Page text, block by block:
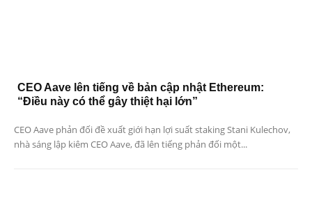
CEO Aave lên tiếng về bản cập nhật Ethereum:
“Điều này có thể gây thiệt hại lớn”
CEO Aave phản đối đề xuất giới hạn lợi suất staking Stani Kulechov,
nhà sáng lập kiêm CEO Aave, đã lên tiếng phản đối một...